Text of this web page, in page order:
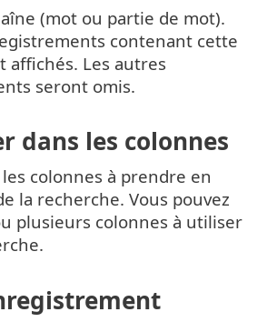
(mot ou partie de mot).
contenant cette
affichés. Les autres
seront omis.
dans les colonnes
colonnes à prendre en
la recherche. Vous pouvez
plusieurs colonnes à utiliser